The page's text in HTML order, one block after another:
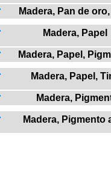
Madera, Pan de
Madera, Papel
Madera, Papel,
Madera, Papel,
Madera,
Madera, Pigmento